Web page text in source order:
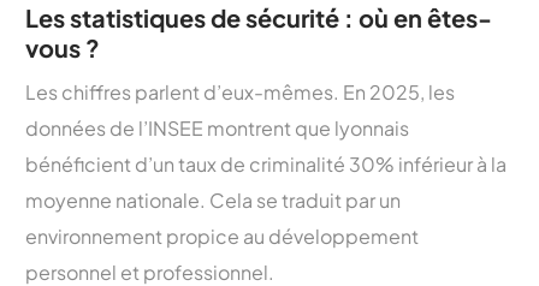
Les statistiques de sécurité : où en êtes-
vous ?
Les chiffres parlent d’eux-mêmes. En 2025, les
données de l’INSEE montrent que lyonnais
bénéficient d’un taux de criminalité 30% inférieur à la
moyenne nationale. Cela se traduit par un
environnement propice au développement
personnel et professionnel.